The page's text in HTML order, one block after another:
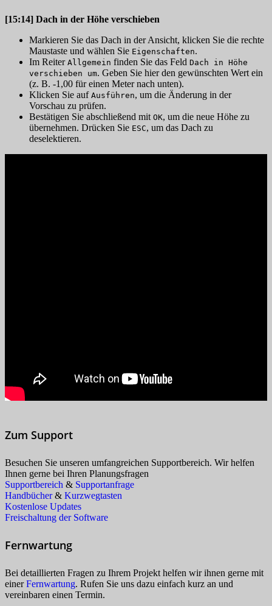
[15:14] Dach in der Höhe verschieben
Markieren Sie das Dach in der Ansicht, klicken Sie die rechte
Maustaste und wählen Sie Eigenschaften.
Im Reiter Allgemein finden Sie das Feld Dach in Höhe
verschieben um. Geben Sie hier den gewünschten Wert ein
(z. B. -1,00 für einen Meter nach unten).
Klicken Sie auf Ausführen, um die Änderung in der
Vorschau zu prüfen.
Bestätigen Sie abschließend mit OK, um die neue Höhe zu
übernehmen. Drücken Sie ESC, um das Dach zu
deselektieren.
Zum Support
Besuchen Sie unseren umfangreichen Supportbereich. Wir helfen
Ihnen gerne bei Ihren Planungsfragen
Supportbereich & Supportanfrage
Handbücher& Kurzwegtasten
Kostenlose Updates
Freischaltung der Software
Fernwartung
Bei detaillierten Fragen zu Ihrem Projekt helfen wir ihnen gerne mit
einerFernwartung. Rufen Sie uns dazu einfach kurz an und
vereinbaren einen Termin.